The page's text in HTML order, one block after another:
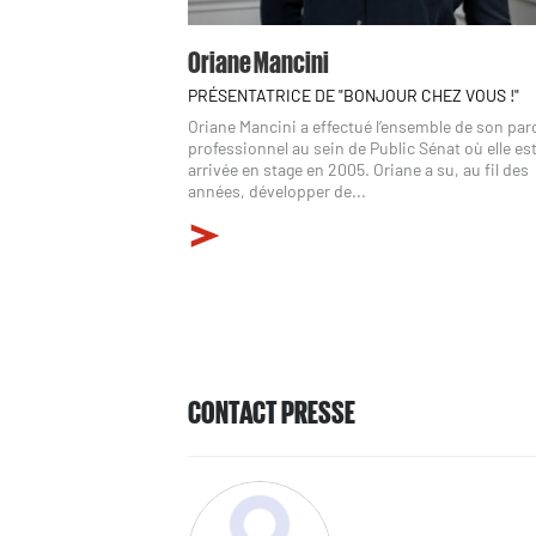
Oriane Mancini
PRÉSENTATRICE DE "BONJOUR CHEZ VOUS !"
Oriane Mancini a effectué l’ensemble de son
professionnel au sein de Public Sénat où elle est
arrivée en stage en 2005. Oriane a su, au fil des
années, développer de...
CONTACT PRESSE